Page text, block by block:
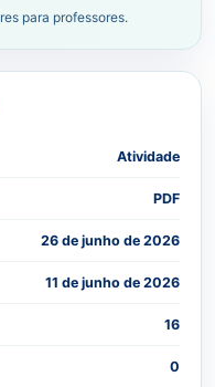
para professores.
Atividade
PDF
26 de junho de 2026
11 de junho de 2026
16
0